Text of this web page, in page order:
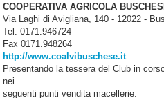
COOPERATIVA AGRICOLA
Via Laghi di Avigliana, 140 - 12022 -
Tel. 0171.946724
Fax 0171.948264
http://www.coalvibuschese.it
Presentando la tessera del Club in
nei
seguenti punti vendita macellerie: